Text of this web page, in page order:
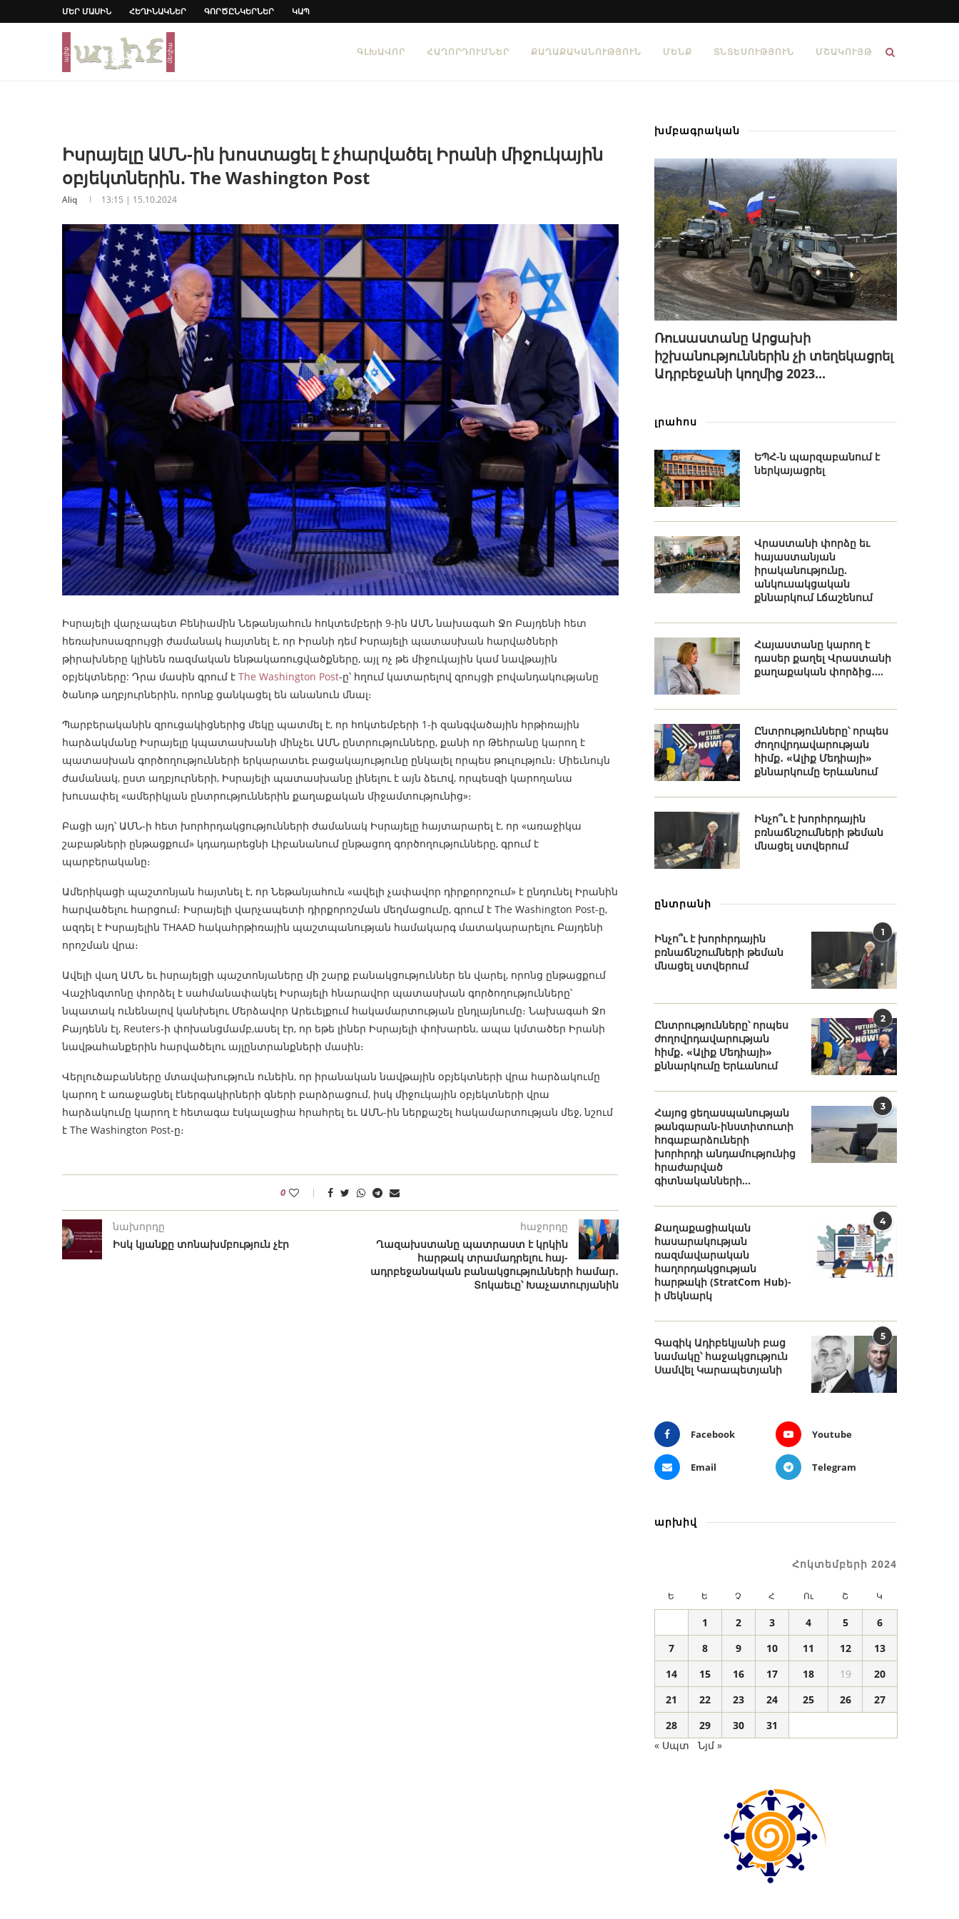
ՄԵՐ ՄԱՍԻՆ ՀԵՂԻՆԱԿՆԵՐ ԳՈՐԾԸՆԿԵՐՆԵՐ ԿԱՊ
ԳԼԽԱՎՈՐ ՀԱՂՈՐԴՈՒՄՆԵՐ ՔԱՂԱՔԱԿԱՆՈՒԹՅՈՒՆ ՄԵՆՔ ՏՆՏԵՍՈՒԹՅՈՒՆ ՄՇԱԿՈՒՅԹ
Իսրայելը ԱՄՆ-ին խոստացել է չհարվածել Իրանի միջուկային
օբյեկտներին․ The Washington Post
Aliq 13:15 | 15.10.2024
Իսրայելի վարչապետ Բենիամին Նեթանյահուն հոկտեմբերի 9-ին ԱՄՆ նախագահ Ջո Բայդենի հետ
հեռախոսազրույցի ժամանակ հայտնել է, որ Իրանի դեմ Իսրայելի պատասխան հարվածների
թիրախները կլինեն ռազմական ենթակառուցվածքները, այլ ոչ թե միջուկային կամ նավթային
օբյեկտները: Դրա մասին գրում է The Washington Post-ը՝ հղում կատարելով զրույցի բովանդակությանը
ծանոթ աղբյուրներին, որոնք ցանկացել են անանուն մնալ։
Պարբերականին զրուցակիցներից մեկը պատմել է, որ հոկտեմբերի 1-ի զանգվածային հրթիռային
հարձակմանը Իսրայելը կպատասխանի մինչեւ ԱՄՆ ընտրությունները, քանի որ Թեհրանը կարող է
պատասխան գործողությունների երկարատեւ բացակայությունը ընկալել որպես թուլություն։ Միեւնույն
ժամանակ, ըստ աղբյուրների, Իսրայելի պատասխանը լինելու է այն ձեւով, որպեսզի կարողանա
խուսափել «ամերիկյան ընտրություններին քաղաքական միջամտությունից»։
Բացի այդ՝ ԱՄՆ-ի հետ խորհրդակցությունների ժամանակ Իսրայելը հայտարարել է, որ «առաջիկա
շաբաթների ընթացքում» կդադարեցնի Լիբանանում ընթացող գործողությունները, գրում է
պարբերականը։
Ամերիկացի պաշտոնյան հայտնել է, որ Նեթանյահուն «ավելի չափավոր դիրքորոշում» է ընդունել Իրանին
հարվածելու հարցում։ Իսրայելի վարչապետի դիրքորոշման մեղմացումը, գրում է The Washington Post-ը,
ազդել է Իսրայելին THAAD հակահրթիռային պաշտպանության համակարգ մատակարարելու Բայդենի
որոշման վրա։
Ավելի վաղ ԱՄՆ եւ իսրայելցի պաշտոնյաները մի շարք բանակցություններ են վարել, որոնց ընթացքում
Վաշինգտոնը փորձել է սահմանափակել Իսրայելի հնարավոր պատասխան գործողությունները՝
նպատակ ունենալով կանխելու Մերձավոր Արեւելքում հակամարտության ընդլայնումը։ Նախագահ Ջո
Բայդենն էլ, Reuters-ի փոխանցմամբ,ասել էր, որ եթե լիներ Իսրայելի փոխարեն, ապա կմտածեր Իրանի
նավթահանքերին հարվածելու այլընտրանքների մասին։
Վերլուծաբանները մտավախություն ունեին, որ իրանական նավթային օբյեկտների վրա հարձակումը
կարող է առաջացնել էներգակիրների գների բարձրացում, իսկ միջուկային օբյեկտների վրա
հարձակումը կարող է հետագա էսկալացիա հրահրել եւ ԱՄՆ-ին ներքաշել հակամարտության մեջ, նշում
է The Washington Post-ը։
0
նախորդը
Իսկ կյանքը տոնախմբություն չէր
հաջորդը
Ղազախստանը պատրաստ է կրկին
հարթակ տրամադրելու հայ-
ադրբեջանական բանակցությունների համար․
Տոկաեւը՝ Խաչատուրյանին
խմբագրական
Ռուսաստանը Արցախի
իշխանություններին չի տեղեկացրել
Ադրբեջանի կողմից 2023...
լրահոս
ԵՊՀ-ն պարզաբանում է
ներկայացրել
Վրաստանի փորձը եւ
հայաստանյան
իրականությունը.
անկուսակցական
քննարկում Լճաշենում
Հայաստանը կարող է
դասեր քաղել Վրաստանի
քաղաքական փորձից․...
Ընտրությունները՝ որպես
ժողովրդավարության
հիմք․ «Ալիք Մեդիայի»
քննարկումը Երևանում
Ինչո՞ւ է խորհրդային
բռնաճնշումների թեման
մնացել ստվերում
ընտրանի
1
Ինչո՞ւ է խորհրդային
բռնաճնշումների թեման
մնացել ստվերում
2
Ընտրությունները՝ որպես
ժողովրդավարության
հիմք․ «Ալիք Մեդիայի»
քննարկումը Երևանում
3
Հայոց ցեղասպանության
թանգարան-ինստիտուտի
հոգաբարձուների
խորհրդի անդամությունից
հրաժարված
գիտնականների...
4
Քաղաքացիական
հասարակության
ռազմավարական
հաղորդակցության
հարթակի (StratCom Hub)-
ի մեկնարկ
5
Գագիկ Ադիբեկյանի բաց
նամակը՝ հաջակցություն
Սամվել Կարապետյանի
Facebook Youtube
Email Telegram
արխիվ
Հոկտեմբերի 2024
Ե Ե Չ Հ Ու Շ Կ
1 2 3 4 5
6
7
8 9 10 11 12
13
14
15 16 17 18 19
20
21
22 23 24 25 26
27
28
29 30
31
« Սպտ
Նյմ »